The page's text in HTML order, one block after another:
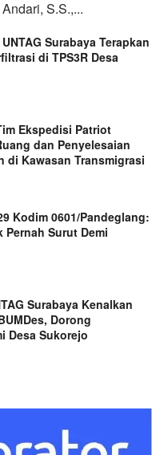
S.S.,...
Surabaya Terapkan
di TPS3R Desa
Ekspedisi Patriot
dan Penyelesaian
di Kawasan Transmigrasi
Kodim 0601/Pandeglang:
Pernah Surut Demi
Surabaya Kenalkan
Dorong
Desa Sukorejo